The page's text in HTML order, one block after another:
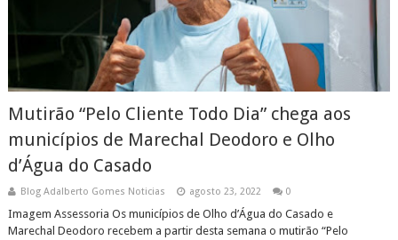
Mutirão “Pelo Cliente Todo Dia” chega aos
municípios de Marechal Deodoro e Olho
d’Água do Casado
Blog Adalberto Gomes Noticias agosto 23, 2022 0
Imagem Assessoria Os municípios de Olho d’Água do Casado e
Marechal Deodoro recebem a partir desta semana o mutirão “Pelo